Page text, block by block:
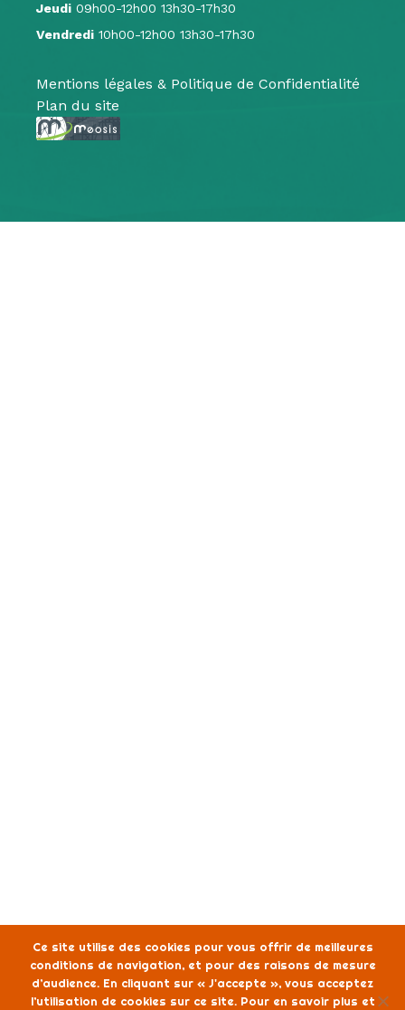
Jeudi 09h00-12h00 13h30-17h30
Vendredi 10h00-12h00 13h30-17h30
Mentions légales & Politique de Confidentialité
Plan du site
Ce site utilise des cookies pour vous offrir de meilleures
conditions de navigation, et pour des raisons de mesure
d’audience. En cliquant sur « J'accepte », vous acceptez
l’utilisation de cookies sur ce site. Pour en savoir plus et